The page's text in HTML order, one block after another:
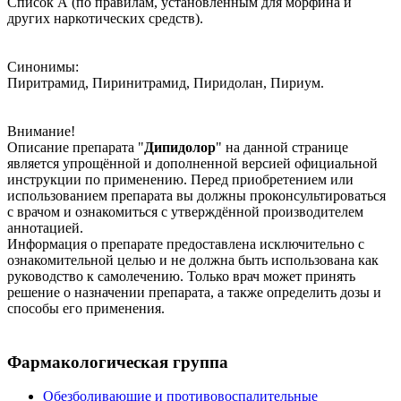
других наркотических средств).
Синонимы:
Пиритрамид, Пиринитрамид, Пиридолан, Пириум.
Внимание!
Описание препарата "Дипидолор" на данной странице
является упрощённой и дополненной версией официальной
инструкции по применению. Перед приобретением или
использованием препарата вы должны проконсультироваться
с врачом и ознакомиться с утверждённой производителем
аннотацией.
Информация о препарате предоставлена исключительно с
ознакомительной целью и не должна быть использована как
руководство к самолечению. Только врач может принять
решение о назначении препарата, а также определить дозы и
способы его применения.
Фармакологическая группа
Обезболивающие и противовоспалительные